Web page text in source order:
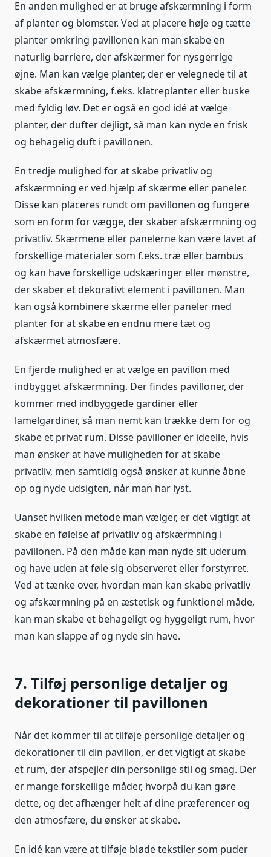
En anden mulighed er at bruge afskærmning i form
af planter og blomster. Ved at placere høje og tætte
planter omkring pavillonen kan man skabe en
naturlig barriere, der afskærmer for nysgerrige
øjne. Man kan vælge planter, der er velegnede til at
skabe afskærmning, f.eks. klatreplanter eller buske
med fyldig løv. Det er også en god idé at vælge
planter, der dufter dejligt, så man kan nyde en frisk
og behagelig duft i pavillonen.
En tredje mulighed for at skabe privatliv og
afskærmning er ved hjælp af skærme eller paneler.
Disse kan placeres rundt om pavillonen og fungere
som en form for vægge, der skaber afskærmning og
privatliv. Skærmene eller panelerne kan være lavet af
forskellige materialer som f.eks. træ eller bambus
og kan have forskellige udskæringer eller mønstre,
der skaber et dekorativt element i pavillonen. Man
kan også kombinere skærme eller paneler med
planter for at skabe en endnu mere tæt og
afskærmet atmosfære.
En fjerde mulighed er at vælge en pavillon med
indbygget afskærmning. Der findes pavilloner, der
kommer med indbyggede gardiner eller
lamelgardiner, så man nemt kan trække dem for og
skabe et privat rum. Disse pavilloner er ideelle, hvis
man ønsker at have muligheden for at skabe
privatliv, men samtidig også ønsker at kunne åbne
op og nyde udsigten, når man har lyst.
Uanset hvilken metode man vælger, er det vigtigt at
skabe en følelse af privatliv og afskærmning i
pavillonen. På den måde kan man nyde sit uderum
og have uden at føle sig observeret eller forstyrret.
Ved at tænke over, hvordan man kan skabe privatliv
og afskærmning på en æstetisk og funktionel måde,
kan man skabe et behageligt og hyggeligt rum, hvor
man kan slappe af og nyde sin have.
7. Tilføj personlige detaljer og
dekorationer til pavillonen
Når det kommer til at tilføje personlige detaljer og
dekorationer til din pavillon, er det vigtigt at skabe
et rum, der afspejler din personlige stil og smag. Der
er mange forskellige måder, hvorpå du kan gøre
dette, og det afhænger helt af dine præferencer og
den atmosfære, du ønsker at skabe.
En idé kan være at tilføje bløde tekstiler som puder